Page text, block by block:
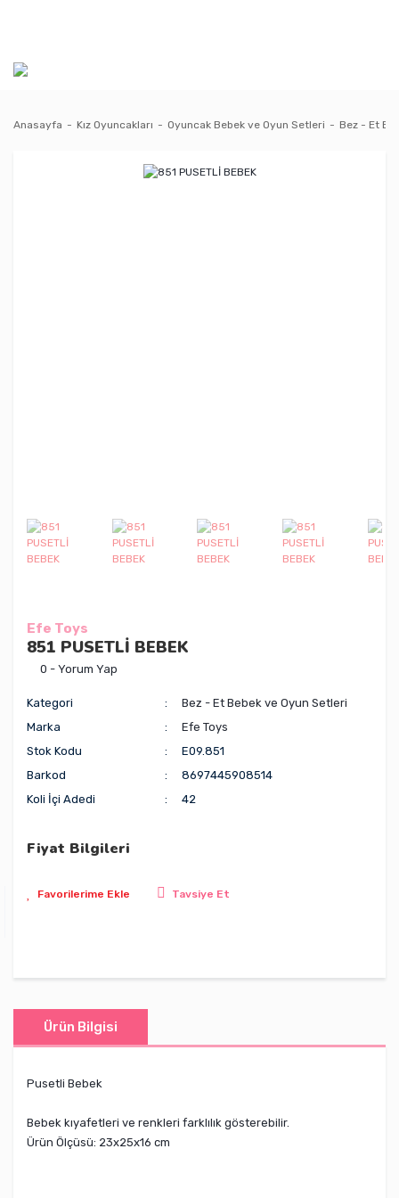
Anasayfa Kız Oyuncakları Oyuncak Bebek ve Oyun Setleri Bez - Et
Efe Toys
851 PUSETLİ BEBEK
0 - Yorum Yap
Kategori
Bez - Et Bebek ve Oyun Setleri
Marka
Efe Toys
Stok Kodu
E09.851
Barkod
8697445908514
Koli İçi Adedi
42
Fiyat Bilgileri
Tavsiye Et
Ürün Bilgisi
Pusetli Bebek
Bebek kıyafetleri ve renkleri farklılık gösterebilir.
Ürün Ölçüsü: 23x25x16 cm